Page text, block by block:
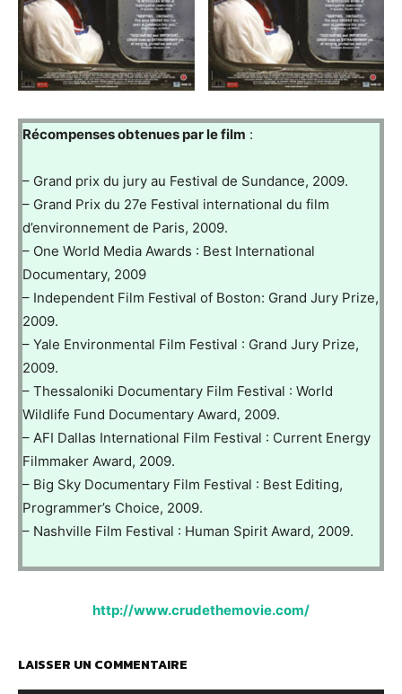
Récompenses obtenues par le film :
– Grand prix du jury au Festival de Sundance, 2009.
– Grand Prix du 27e Festival international du film
d’environnement de Paris, 2009.
– One World Media Awards : Best International
Documentary, 2009
– Independent Film Festival of Boston: Grand Jury Prize,
2009.
– Yale Environmental Film Festival : Grand Jury Prize,
2009.
– Thessaloniki Documentary Film Festival : World
Wildlife Fund Documentary Award, 2009.
– AFI Dallas International Film Festival : Current Energy
Filmmaker Award, 2009.
– Big Sky Documentary Film Festival : Best Editing,
Programmer’s Choice, 2009.
– Nashville Film Festival : Human Spirit Award, 2009.
http://www.crudethemovie.com/
LAISSER UN COMMENTAIRE